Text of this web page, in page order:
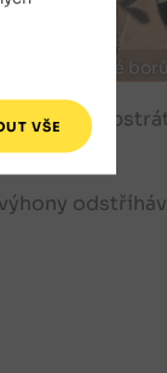
kanadské
pak